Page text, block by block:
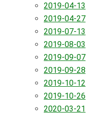
2019-04-13
2019-04-27
2019-07-13
2019-08-03
2019-09-07
2019-09-28
2019-10-12
2019-10-26
2020-03-21